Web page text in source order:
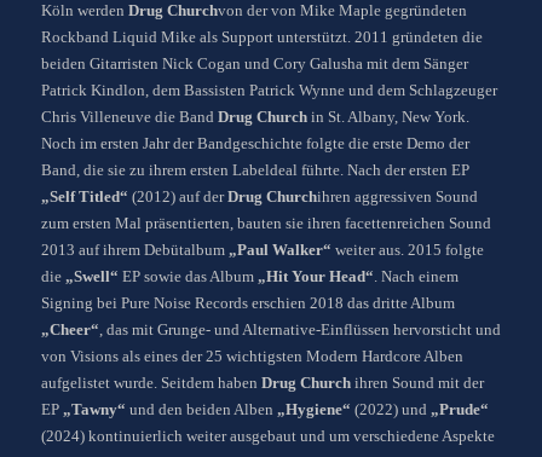
Köln werden Drug Churchvon der von Mike Maple gegründeten
Rockband Liquid Mike als Support unterstützt. 2011 gründeten die
beiden Gitarristen Nick Cogan und Cory Galusha mit dem Sänger
Patrick Kindlon, dem Bassisten Patrick Wynne und dem Schlagzeuger
Chris Villeneuve die Band Drug Church in St. Albany, New York.
Noch im ersten Jahr der Bandgeschichte folgte die erste Demo der
Band, die sie zu ihrem ersten Labeldeal führte. Nach der ersten EP
„Self Titled“ (2012) auf derDrug Churchihren aggressiven Sound
zum ersten Mal präsentierten, bauten sie ihren facettenreichen Sound
2013 auf ihrem Debütalbum „Paul Walker“ weiter aus. 2015 folgte
die „Swell“ EP sowie das Album „Hit Your Head“. Nach einem
Signing bei Pure Noise Records erschien 2018 das dritte Album
„Cheer“, das mit Grunge- und Alternative-Einflüssen hervorsticht und
von Visions als eines der 25 wichtigsten Modern Hardcore Alben
aufgelistet wurde. Seitdem haben Drug Church ihren Sound mit der
EP „Tawny“ und den beiden Alben „Hygiene“ (2022) und „Prude“
(2024) kontinuierlich weiter ausgebaut und um verschiedene Aspekte